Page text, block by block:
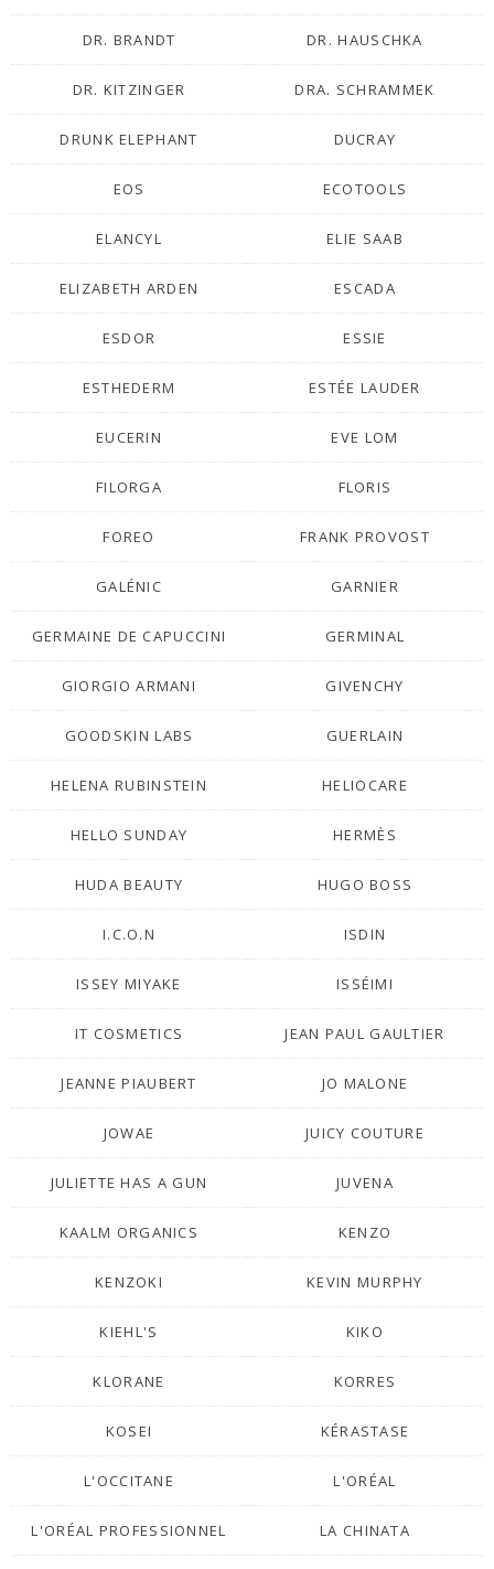
DR. BRANDT DR. HAUSCHKA
DR. KITZINGER DRA. SCHRAMMEK
DRUNK ELEPHANT DUCRAY
EOS ECOTOOLS
ELANCYL ELIE SAAB
ELIZABETH ARDEN ESCADA
ESDOR ESSIE
ESTHEDERM ESTÉE LAUDER
EUCERIN EVE LOM
FILORGA FLORIS
FOREO FRANK PROVOST
GALÉNIC GARNIER
GERMAINE DE CAPUCCINI GERMINAL
GIORGIO ARMANI GIVENCHY
GOODSKIN LABS GUERLAIN
HELENA RUBINSTEIN HELIOCARE
HELLO SUNDAY HERMÈS
HUDA BEAUTY HUGO BOSS
I.C.O.N ISDIN
ISSEY MIYAKE ISSÉIMI
IT COSMETICS JEAN PAUL GAULTIER
JEANNE PIAUBERT JO MALONE
JOWAE JUICY COUTURE
JULIETTE HAS A GUN JUVENA
KAALM ORGANICS KENZO
KENZOKI KEVIN MURPHY
KIEHL'S KIKO
KLORANE KORRES
KOSEI KÉRASTASE
L'OCCITANE L'ORÉAL
L'ORÉAL PROFESSIONNEL LA CHINATA